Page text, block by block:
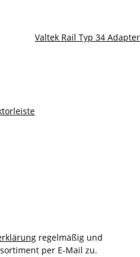
Valtek Rail Typ 34
regelmäßig und
per E-Mail zu.